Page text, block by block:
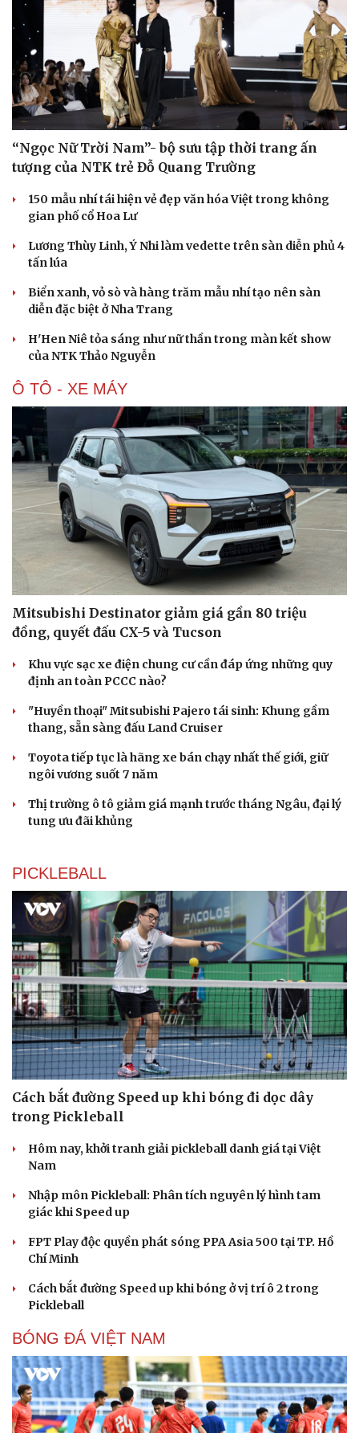
Tư vấn
check-in
Podcast
Câu chuyện thời sự
Đọc truyện đêm khuya
Cửa sổ tình yêu
Kể chuyện cho bé
Hạt giống tâm hồn
“Ngọc Nữ Trời Nam”- bộ sưu tập thời trang ấn
tượng của NTK trẻ Đỗ Quang Trường
150 mẫu nhí tái hiện vẻ đẹp văn hóa Việt trong không
gian phố cổ Hoa Lư
Lương Thùy Linh, Ý Nhi làm vedette trên sàn diễn phủ 4
tấn lúa
Biển xanh, vỏ sò và hàng trăm mẫu nhí tạo nên sàn
diễn đặc biệt ở Nha Trang
H'Hen Niê tỏa sáng như nữ thần trong màn kết show
của NTK Thảo Nguyễn
Ô TÔ - XE MÁY
Mitsubishi Destinator giảm giá gần 80 triệu
đồng, quyết đấu CX-5 và Tucson
Khu vực sạc xe điện chung cư cần đáp ứng những quy
định an toàn PCCC nào?
"Huyền thoại" Mitsubishi Pajero tái sinh: Khung gầm
thang, sẵn sàng đấu Land Cruiser
Toyota tiếp tục là hãng xe bán chạy nhất thế giới, giữ
ngôi vương suốt 7 năm
Thị trường ô tô giảm giá mạnh trước tháng Ngâu, đại lý
tung ưu đãi khủng
PICKLEBALL
Cách bắt đường Speed up khi bóng đi dọc dây
trong Pickleball
Hôm nay, khởi tranh giải pickleball danh giá tại Việt
Nam
Nhập môn Pickleball: Phân tích nguyên lý hình tam
giác khi Speed up
FPT Play độc quyền phát sóng PPA Asia 500 tại TP. Hồ
Chí Minh
Cách bắt đường Speed up khi bóng ở vị trí ô 2 trong
Pickleball
BÓNG ĐÁ VIỆT NAM